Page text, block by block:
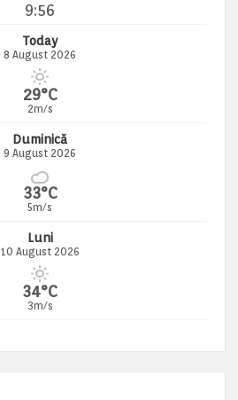
9:56
Today
8 August 2026
29°C
2m/s
Duminică
9 August 2026
33°C
5m/s
Luni
10 August 2026
34°C
3m/s